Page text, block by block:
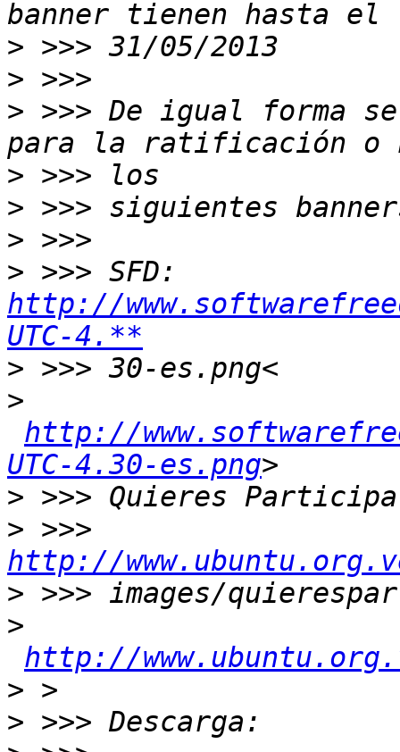
>
>
> >>> De igual forma
>
>
>
>
http://
UTC-4.**
>
>
http://
UTC-4.30-es.png
>
>
http://
>
>
http://
>
>